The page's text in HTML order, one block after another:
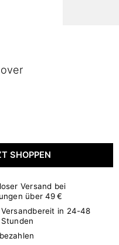
SHOPPEN
Versand bei
über 49 €
Versandbereit in 24-48
Stunden